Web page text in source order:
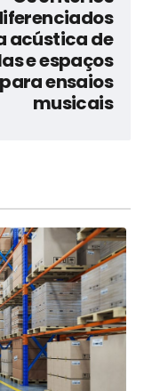
acústica de
e espaços
para ensaios
musicais